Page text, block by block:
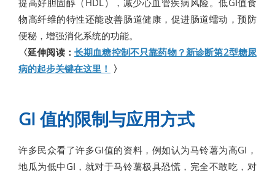
提高好胆固醇（HDL），减少心血管疾病风险。低GI值食
物高纤维的特性还能改善肠道健康，促进肠道蠕动，预防
便秘，增强消化系统的功能。
〈延伸阅读： 长期血糖控制不只靠药物？新诊断第2型糖尿
病的起步关键在这里！ 〉
GI 值的限制与应用方式
许多民众看了许多GI值的资料，例如认为马铃薯为高GI，
地瓜为低中GI，就对于马铃薯极具恐慌，完全不敢吃，对